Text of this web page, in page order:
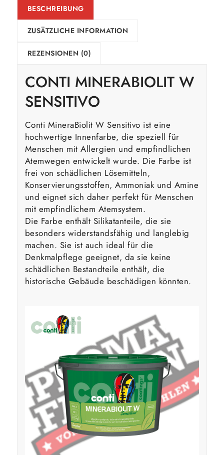
BESCHREIBUNG
ZUSÄTZLICHE INFORMATION
REZENSIONEN (0)
CONTI MINERABIOLIT W
SENSITIVO
Conti MineraBiolit W Sensitivo ist eine
hochwertige Innenfarbe, die speziell für
Menschen mit Allergien und empfindlichen
Atemwegen entwickelt wurde. Die Farbe ist
frei von schädlichen Lösemitteln,
Konservierungsstoffen, Ammoniak und Amine
und eignet sich daher perfekt für Menschen
mit empfindlichem Atemsystem.
Die Farbe enthält Silikatanteile, die sie
besonders widerstandsfähig und langlebig
machen. Sie ist auch ideal für die
Denkmalpflege geeignet, da sie keine
schädlichen Bestandteile enthält, die
historische Gebäude beschädigen könnten.